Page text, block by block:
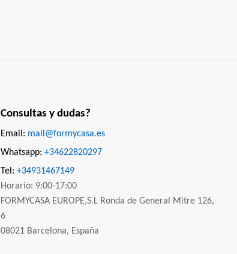
Consultas y dudas?
Email: mail@formycasa.es
Whatsapp: +34622820297
Tel: +34931467149
Horario: 9:00-17:00
FORMYCASA EUROPE,S.L Ronda de General Mitre 126,
6
08021 Barcelona, España